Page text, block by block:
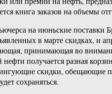
книга заказов на объемы
на июньские
в марте скидках, и
принимающая во
получается разная
скидки,
сохраняться.